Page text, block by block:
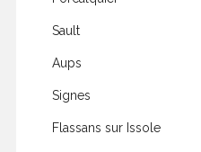
Sault
Aups
Signes
Flassans sur Issole